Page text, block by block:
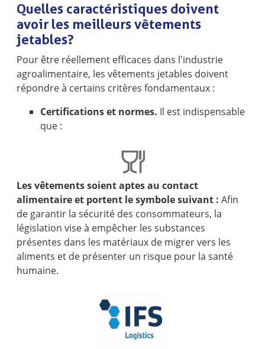
Quelles caractéristiques doivent
avoir les meilleurs vêtements
jetables ?
Pour être réellement efficaces dans l'industrie
agroalimentaire, les vêtements jetables doivent
répondre à certains critères fondamentaux :
Certifications et normes. Il est indispensable
que :
Les vêtements soient aptes au contact
alimentaire et portent le symbole suivant : Afin
de garantir la sécurité des consommateurs, la
législation vise à empêcher les substances
présentes dans les matériaux de migrer vers les
aliments et de présenter un risque pour la santé
humaine.